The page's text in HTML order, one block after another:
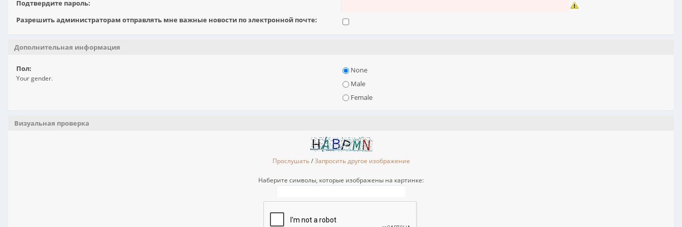
Подтвердите пароль:
Разрешить администраторам отправлять мне важные новости по электронной почте:
Дополнительная информация
Пол:
Your gender.
None
Male
Female
Визуальная проверка
Прослушать/Запросить другое изображение
Наберите символы, которые изображены на картинке: